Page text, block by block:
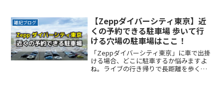
料金を気にせず楽しみたい駐車場を探す
のに時間をかけたくないReadMore...
雑記ブログ
【Zeppダイバーシティ東京】近
くの予約できる駐車場 歩いて行
ける穴場の駐車場はここ！
「Zeppダイバーシティ東京」に車で出掛
ける場合、どこに駐車するか悩みますよ
ね。ライブの行き帰りで長距離を歩くの